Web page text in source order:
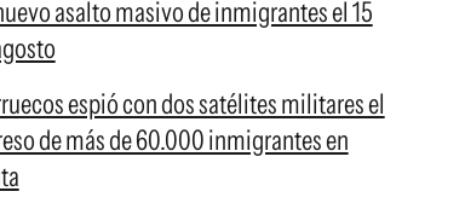
asalto masivo de inmigrantes el 15
espió con dos satélites militares el
de más de 60.000 inmigrantes en